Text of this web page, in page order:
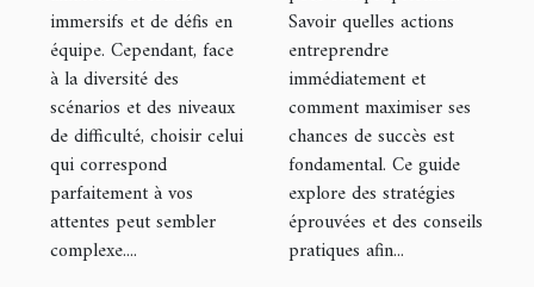
sortie
immersifs et de défis en
équipe. Cependant, face
à la diversité des
scénarios et des niveaux
de difficulté, choisir celui
qui correspond
parfaitement à vos
attentes peut sembler
complexe....
Savoir quelles actions
entreprendre
immédiatement et
comment maximiser ses
chances de succès est
fondamental. Ce guide
explore des stratégies
éprouvées et des conseils
pratiques afin...